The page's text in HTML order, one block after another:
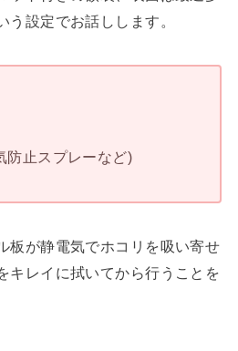
う設定でお話しします。
防止スプレーなど)
板が静電気でホコリを吸い寄せ
キレイに拭いてから行うことを